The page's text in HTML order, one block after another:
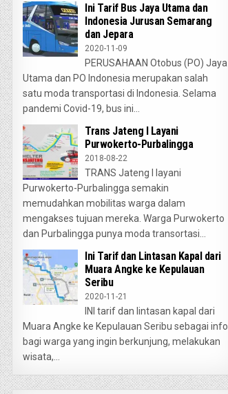
Ini Tarif Bus Jaya Utama dan
Indonesia Jurusan Semarang
dan Jepara
2020-11-09
PERUSAHAAN Otobus (PO) Jaya
Utama dan PO Indonesia merupakan salah
satu moda transportasi di Indonesia. Selama
pandemi Covid-19, bus ini...
Trans Jateng I Layani
Purwokerto-Purbalingga
2018-08-22
TRANS Jateng I layani
Purwokerto-Purbalingga semakin
memudahkan mobilitas warga dalam
mengakses tujuan mereka. Warga Purwokerto
dan Purbalingga punya moda transortasi...
Ini Tarif dan Lintasan Kapal dari
Muara Angke ke Kepulauan
Seribu
2020-11-21
INI tarif dan lintasan kapal dari
Muara Angke ke Kepulauan Seribu sebagai info
bagi warga yang ingin berkunjung, melakukan
wisata,...